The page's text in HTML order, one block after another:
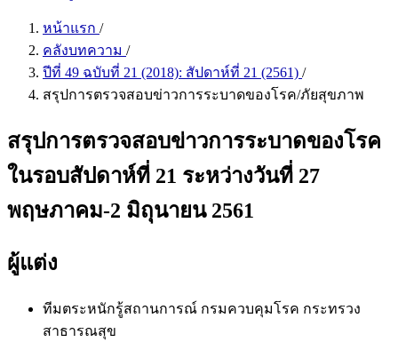
หน้าแรก /
คลังบทความ /
ปีที่ 49 ฉบับที่ 21 (2018): สัปดาห์ที่ 21 (2561) /
สรุปการตรวจสอบข่าวการระบาดของโรค/ภัยสุขภาพ
สรุปการตรวจสอบข่าวการระบาดของโรค
ในรอบสัปดาห์ที่ 21 ระหว่างวันที่ 27
พฤษภาคม-2 มิถุนายน 2561
ผู้แต่ง
ทีมตระหนักรู้สถานการณ์ กรมควบคุมโรค กระทรวง
สาธารณสุข